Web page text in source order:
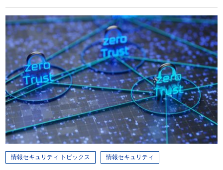
情報セキュリティ トピックス 情報セキュリティ